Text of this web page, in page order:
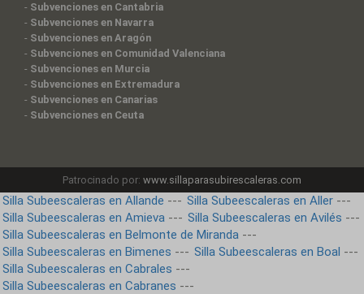
- Subvenciones en Cantabria
- Subvenciones en Navarra
- Subvenciones en Aragón
- Subvenciones en Comunidad Valenciana
- Subvenciones en Murcia
- Subvenciones en Extremadura
- Subvenciones en Canarias
- Subvenciones en Ceuta
Patrocinado por: www.sillaparasubirescaleras.com
Silla Subeescaleras en Allande --- Silla Subeescaleras en Aller ---
Silla Subeescaleras en Amieva --- Silla Subeescaleras en Avilés ---
Silla Subeescaleras en Belmonte de Miranda ---
Silla Subeescaleras en Bimenes --- Silla Subeescaleras en Boal ---
Silla Subeescaleras en Cabrales ---
Silla Subeescaleras en Cabranes ---